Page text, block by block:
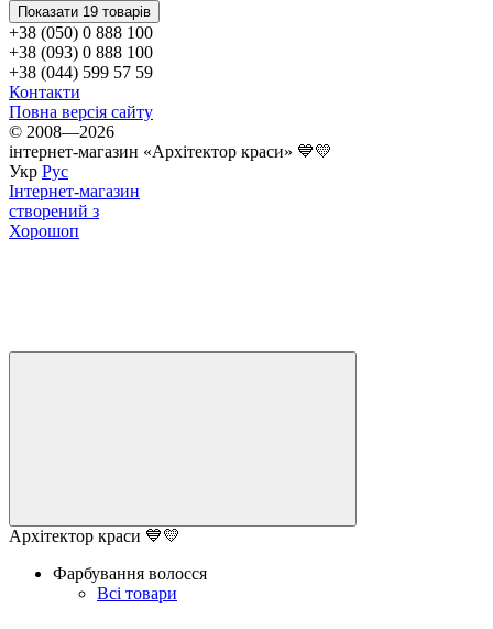
Показати 19 товарів
+38 (050) 0 888 100
+38 (093) 0 888 100
+38 (044) 599 57 59
Контакти
Повна версія сайту
© 2008—2026
інтернет-магазин «Архітектор краси» 💙💛
Укр Рус
Інтернет-магазин
створений з
Хорошоп
Архітектор краси 💙💛
Фарбування волосся
Всі товари